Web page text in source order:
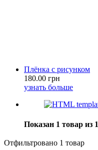
Плёнка с рисунком
180.00 грн
узнать больше
Показан 1 товар из 1
Отфильтровано 1 товар